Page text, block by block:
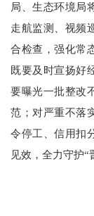
局、生态环境局
走航监测、视频
合检查，强化常
既要及时宣扬好
要曝光一批整改
范；对严重不落
令停工、信用扣
见效，全力守护“